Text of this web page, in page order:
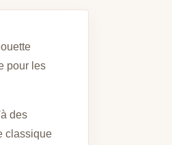
pour les
des
classique